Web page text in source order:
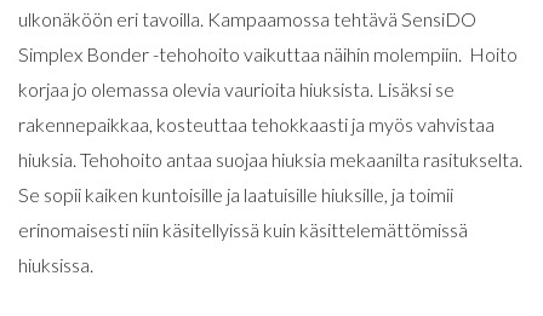
ulkonäköön eri tavoilla. Kampaamossa tehtävä SensiDO
Simplex Bonder -tehohoito vaikuttaa näihin molempiin. Hoito
korjaa jo olemassa olevia vaurioita hiuksista. Lisäksi se
rakennepaikkaa, kosteuttaa tehokkaasti ja myös vahvistaa
hiuksia. Tehohoito antaa suojaa hiuksia mekaanilta rasitukselta.
Se sopii kaiken kuntoisille ja laatuisille hiuksille, ja toimii
erinomaisesti niin käsitellyissä kuin käsittelemättömissä
hiuksissa.